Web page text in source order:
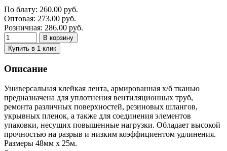
По блату: 260.00 руб.
Оптовая: 273.00 руб.
Розничная: 286.00 руб.
В корзину
Купить в 1 клик
Описание
Универсальная клейкая лента, армированная х/б тканью
предназначена для уплотнения вентиляционных труб,
ремонта различных поверхностей, резиновых шлангов,
укрывных пленок, а также для соединения элементов
упаковки, несущих повышенные нагрузки. Обладает высокой
прочностью на разрыв и низким коэффициентом удлинения.
Размеры 48мм х 25м.